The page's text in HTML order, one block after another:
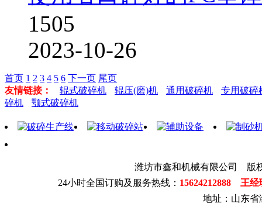
1505
2023-10-26
首页 1 2 3 4 5 6 下一页 尾页
友情链接：
辊式破碎机 辊压(磨)机 通用破碎机
专用破碎
碎机
颚式破碎机
潍坊市鑫和机械有限公司 版
24小时全国订购及服务热线： 15624212888 王
地址：山东省